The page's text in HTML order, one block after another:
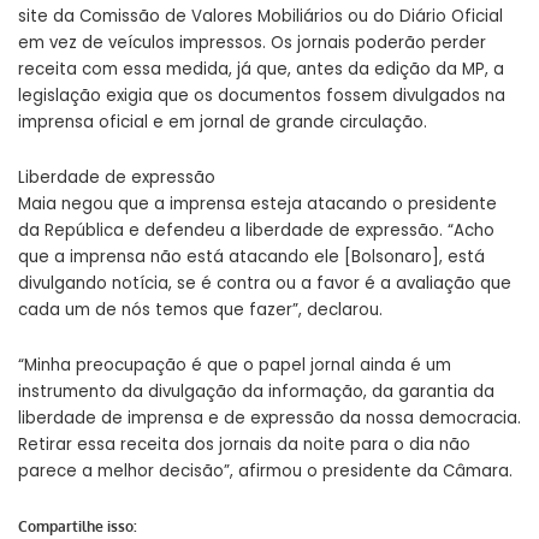
site da Comissão de Valores Mobiliários ou do Diário Oficial
em vez de veículos impressos. Os jornais poderão perder
receita com essa medida, já que, antes da edição da MP, a
legislação exigia que os documentos fossem divulgados na
imprensa oficial e em jornal de grande circulação.
Liberdade de expressão
Maia negou que a imprensa esteja atacando o presidente
da República e defendeu a liberdade de expressão. “Acho
que a imprensa não está atacando ele [Bolsonaro], está
divulgando notícia, se é contra ou a favor é a avaliação que
cada um de nós temos que fazer”, declarou.
“Minha preocupação é que o papel jornal ainda é um
instrumento da divulgação da informação, da garantia da
liberdade de imprensa e de expressão da nossa democracia.
Retirar essa receita dos jornais da noite para o dia não
parece a melhor decisão”, afirmou o presidente da Câmara.
Compartilhe isso: